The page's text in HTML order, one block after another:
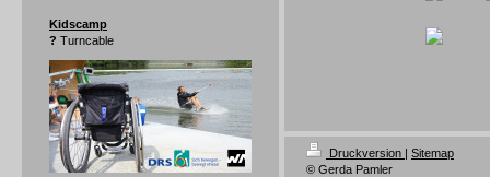
Kidscamp
? Turncable
Druckversion | Sitemap
© Gerda Pamler